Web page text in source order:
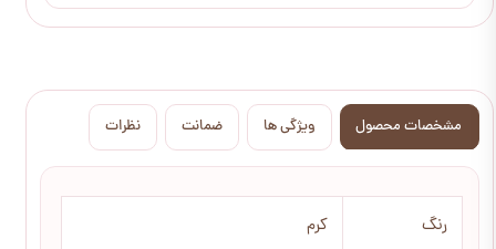
مشخصات محصول ویژگی ها ضمانت نظرات
رنگ کرم